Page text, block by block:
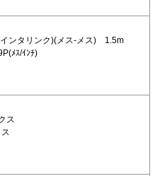
ンタリンク)(メス-メス) 1.5m
ﾒｽ/ｲﾝﾁ)
ス